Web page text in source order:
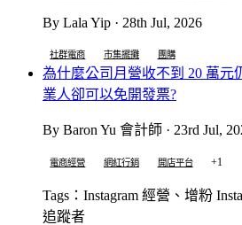
By Lala Yip · 28th Jul, 2026
社群電商 市集擺攤 團購
為什麼公司月營收不到 20 萬元
業人卻可以免開發票?
By Baron Yu 會計師 · 23rd Jul,
電商經營 網紅行銷 開店平台 +1
Tags：Instagram 經營、增粉
追蹤者